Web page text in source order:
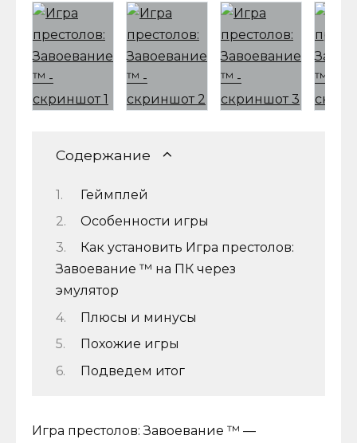
Содержание
Геймплей
Особенности игры
Как установить Игра престолов:
Завоевание ™ на ПК через
эмулятор
Плюсы и минусы
Похожие игры
Подведем итог
Игра престолов: Завоевание ™ —